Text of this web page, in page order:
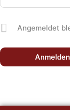
Angemeldet